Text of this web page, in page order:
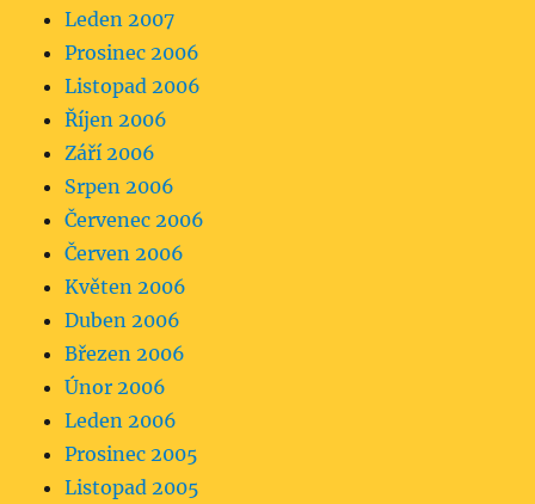
Leden 2007
Prosinec 2006
Listopad 2006
Říjen 2006
Září 2006
Srpen 2006
Červenec 2006
Červen 2006
Květen 2006
Duben 2006
Březen 2006
Únor 2006
Leden 2006
Prosinec 2005
Listopad 2005